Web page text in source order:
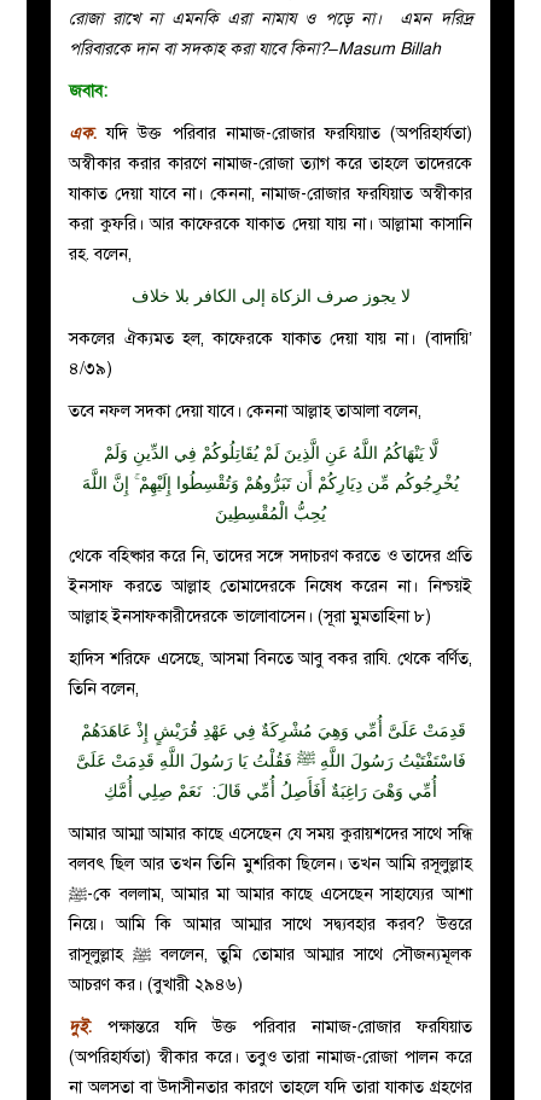
মজলিস
প্রশ্ন
করুন
রোজা রাখে না এমনকি এরা নামায ও পড়ে না। এমন দরিদ্র
পরিবারকে দান বা সদকাহ করা যাবে কিনা?–Masum Billah
জবাব:
এক.যদি উক্ত পরিবার নামাজ-রোজার ফরযিয়াত (অপরিহার্যতা)
অস্বীকার করার কারণে নামাজ-রোজা ত্যাগ করে তাহলে তাদেরকে
যাকাত দেয়া যাবে না। কেননা, নামাজ-রোজার ফরযিয়াত অস্বীকার
করা কুফরি। আর কাফেরকে যাকাত দেয়া যায় না। আল্লামা কাসানি
রহ. বলেন,
لا يجوز صرف الزكاة إلى الكافر بلا خلاف
সকলের ঐক্যমত হল, কাফেরকে যাকাত দেয়া যায় না। (বাদায়ি’
৪/৩৯)
তবে নফল সদকা দেয়া যাবে। কেননা আল্লাহ তাআলা বলেন,
لَّا يَنْهَاكُمُ اللَّهُ عَنِ الَّذِينَ لَمْ يُقَاتِلُوكُمْ فِي الدِّينِ وَلَمْ
يُخْرِجُوكُم مِّن دِيَارِكُمْ أَن تَبَرُّوهُمْ وَتُقْسِطُوا إِلَيْهِمْ ۚ إِنَّ اللَّهَ
يُحِبُّ الْمُقْسِطِينَ
থেকে বহিষ্কার করে নি, তাদের সঙ্গে সদাচরণ করতে ও তাদের প্রতি
ইনসাফ করতে আল্লাহ তোমাদেরকে নিষেধ করেন না। নিশ্চয়ই
আল্লাহ ইনসাফকারীদেরকে ভালোবাসেন। (সূরা মুমতাহিনা ৮)
হাদিস শরিফে এসেছে, আসমা বিনতে আবু বকর রাযি. থেকে বর্ণিত,
তিনি বলেন,
فَاسْتَفْتَيْتُ رَسُولَ اللَّهِ ﷺ فَقُلْتُ يَا رَسُولَ اللَّهِ قَدِمَتْ عَلَىَّ
أُمِّي وَهْىَ رَاغِبَةٌ أَفَأَصِلُ أُمِّي قَالَ: ‏ نَعَمْ صِلِي أُمَّكِ
আমার আম্মা আমার কাছে এসেছেন যে সময় কুরায়শদের সাথে সন্ধি
বলবৎ ছিল আর তখন তিনি মুশরিকা ছিলেন। তখন আমি রসূলুল্লাহ
ﷺ-কে বললাম, আমার মা আমার কাছে এসেছেন সাহায্যের আশা
নিয়ে। আমি কি আমার আম্মার সাথে সদ্ব্যবহার করব? উত্তরে
রাসূলুল্লাহ ﷺ বললেন, তুমি তোমার আম্মার সাথে সৌজন্যমূলক
আচরণ কর। (বুখারী ২৯৪৬)
দুই.
পক্ষান্তরে যদি উক্ত পরিবার নামাজ-রোজার ফরযিয়াত
(অপরিহার্যতা) স্বীকার করে। তবুও তারা নামাজ-রোজা পালন করে
না অলসতা বা উদাসীনতার কারণে তাহলে যদি তারা যাকাত গ্রহণের